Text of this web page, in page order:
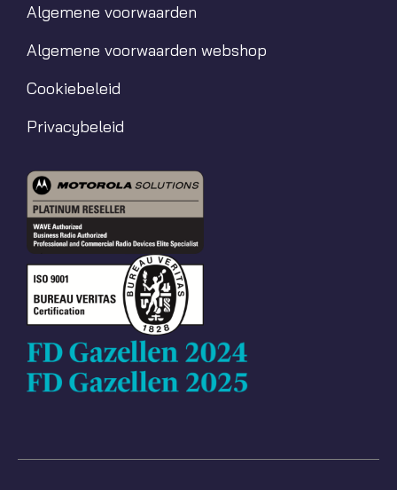
Algemene voorwaarden
Algemene voorwaarden webshop
Cookiebeleid
Privacybeleid